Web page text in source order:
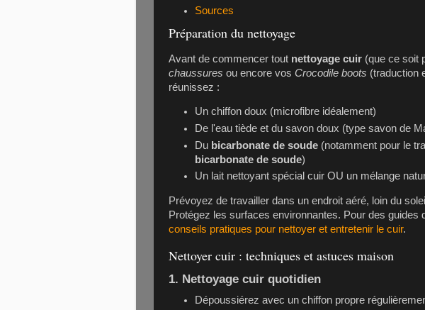
Sources
Préparation du nettoyage
Avant de commencer tout nettoyage cuir (que ce soit
chaussures ou encore vos Crocodile boots (traduction
réunissez :
Un chiffon doux (microfibre idéalement)
De l'eau tiède et du savon doux (type savon de
Du bicarbonate de soude (notamment pour le
bicarbonate de soude)
Un lait nettoyant spécial cuir OU un mélange
Prévoyez de travailler dans un endroit aéré, loin du
Protégez les surfaces environnantes. Pour des guides
conseils pratiques pour nettoyer et entretenir le cuir.
Nettoyer cuir : techniques et astuces maison
1. Nettoyage cuir quotidien
Dépoussiérez avec un chiffon propre